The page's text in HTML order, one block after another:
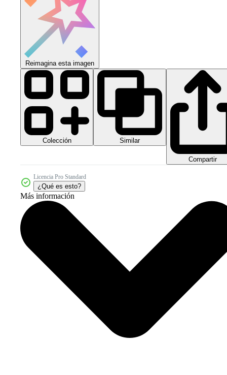
Reimagina esta imagen
Colección Similar
Compartir
Licencia Pro Standard
¿Qué es esto?
Más información